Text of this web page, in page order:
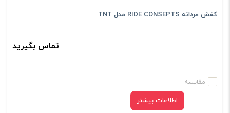
کفش مردانه RIDE CONSEPTS مدل TNT
تماس بگیرید
مقایسه
اطلاعات بیشتر